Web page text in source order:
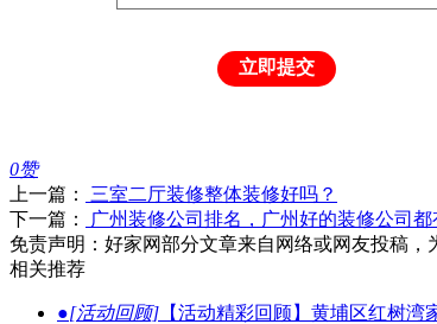
立即提交
0赞
上一篇：
三室二厅装修整体装修好吗？
下一篇：
广州装修公司排名，广州好的装修公司都
免责声明：好家网部分文章来自网络或网友投稿
相关推荐
●[活动回顾] 【活动精彩回顾】黄埔区红树